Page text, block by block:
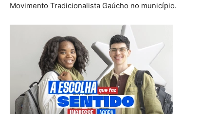
Movimento Tradicionalista Gaúcho no município.